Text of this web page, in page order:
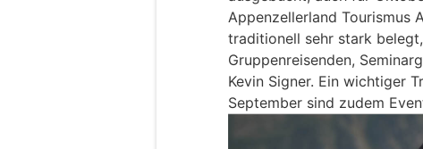
Appenzellerland Tourismus
traditionell sehr stark
Gruppenreisenden,
Kevin Signer. Ein wichtiger
September sind zudem